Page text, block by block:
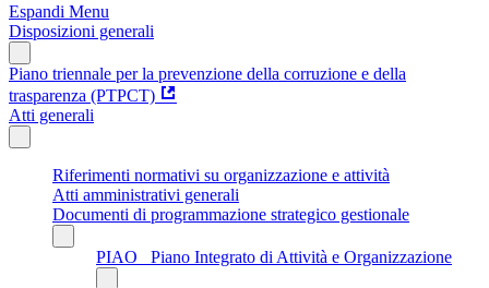
Espandi Menu
Disposizioni generali
Piano triennale per la prevenzione della corruzione e della
trasparenza (PTPCT)
Atti generali
Riferimenti normativi su organizzazione e attività
Atti amministrativi generali
Documenti di programmazione strategico gestionale
PIAO_ Piano Integrato di Attività e Organizzazione